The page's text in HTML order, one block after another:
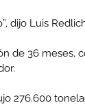
dijo Luis
de 36 meses,
276.600